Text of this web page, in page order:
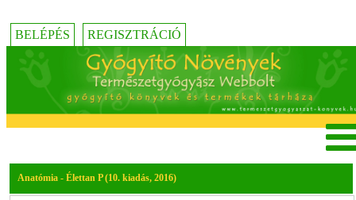
BELÉPÉS REGISZTRÁCIÓ
Anatómia - Élettan P (10. kiadás, 2016)